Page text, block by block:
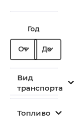
Год
От До
Вид
транспорта
Топливо